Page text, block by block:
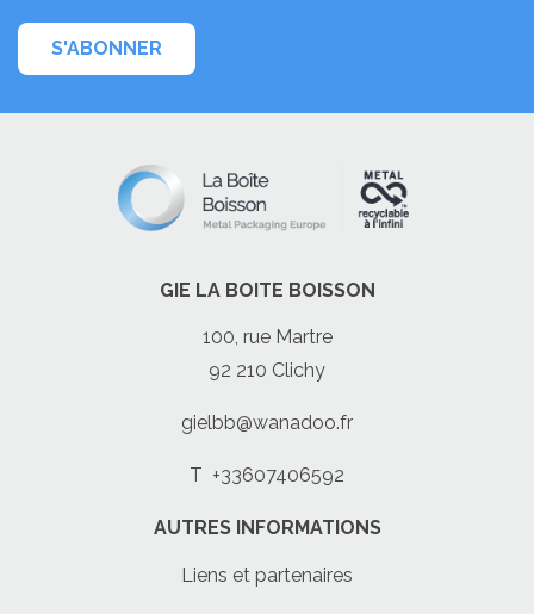
S'ABONNER
GIE LA BOITE BOISSON
100, rue Martre
92 210 Clichy
gielbb@wanadoo.fr
T +33607406592
AUTRES INFORMATIONS
Liens et partenaires